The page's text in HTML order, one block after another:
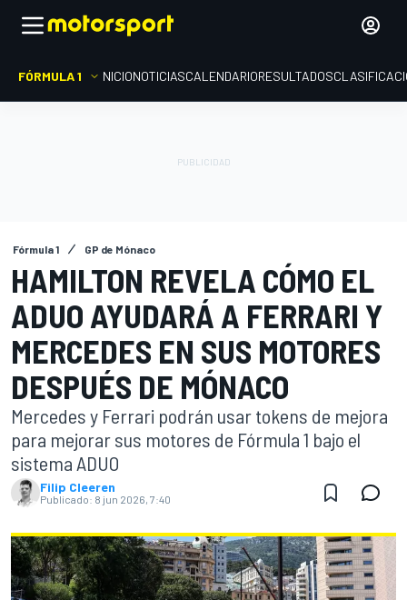
FÓRMULA 1 INICIONOTICIASCALENDARIORESULTADOS
Fórmula 1 GP de Mónaco
HAMILTON REVELA CÓMO EL
ADUO AYUDARÁ A FERRARI Y
MERCEDES EN SUS MOTORES
DESPUÉS DE MÓNACO
Mercedes y Ferrari podrán usar tokens de mejora
para mejorar sus motores de Fórmula 1 bajo el
sistema ADUO
Filip Cleeren
Publicado: 8 jun 2026, 7:40